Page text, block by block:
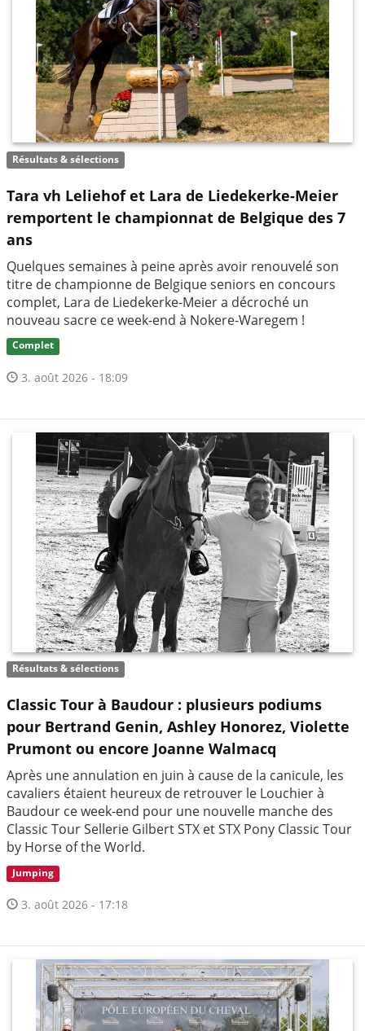
Résultats & sélections
Tara vh Leliehof et Lara de Liedekerke-Meier
remportent le championnat de Belgique des 7
ans
Quelques semaines à peine après avoir renouvelé son
titre de championne de Belgique seniors en concours
complet, Lara de Liedekerke-Meier a décroché un
nouveau sacre ce week-end à Nokere-Waregem !
Complet
3. août 2026 - 18:09
Résultats & sélections
Classic Tour à Baudour : plusieurs podiums
pour Bertrand Genin, Ashley Honorez, Violette
Prumont ou encore Joanne Walmacq
Après une annulation en juin à cause de la canicule, les
cavaliers étaient heureux de retrouver le Louchier à
Baudour ce week-end pour une nouvelle manche des
Classic Tour Sellerie Gilbert STX et STX Pony Classic Tour
by Horse of the World.
Jumping
3. août 2026 - 17:18